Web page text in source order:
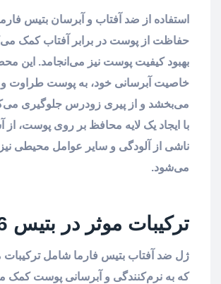
استفاده از ضد آفتاب و آبرسان بتیس فارما
حفاظت از پوست در برابر آفتاب کمک
بهبود کیفیت پوست نیز می‌انجامد. این
خاصیت آبرسانی خود، به پوست طراوت و
می‌بخشد و از پیری زودرس جلوگیری
با ایجاد یک لایه محافظ بر روی پوست،
ناشی از آلودگی و سایر عوامل محیطی
می‌شود.
ترکیبات موثر در بتیس SPF46
ژل ضد آفتاب بتیس فارما شامل
که به نرم‌کنندگی و آبرسانی پوست کمک